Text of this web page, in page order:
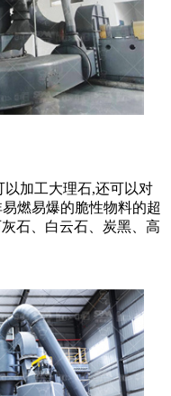
以加工大理石,还可以对
燃易爆的脆性物料的超
石、白云石、炭黑、高